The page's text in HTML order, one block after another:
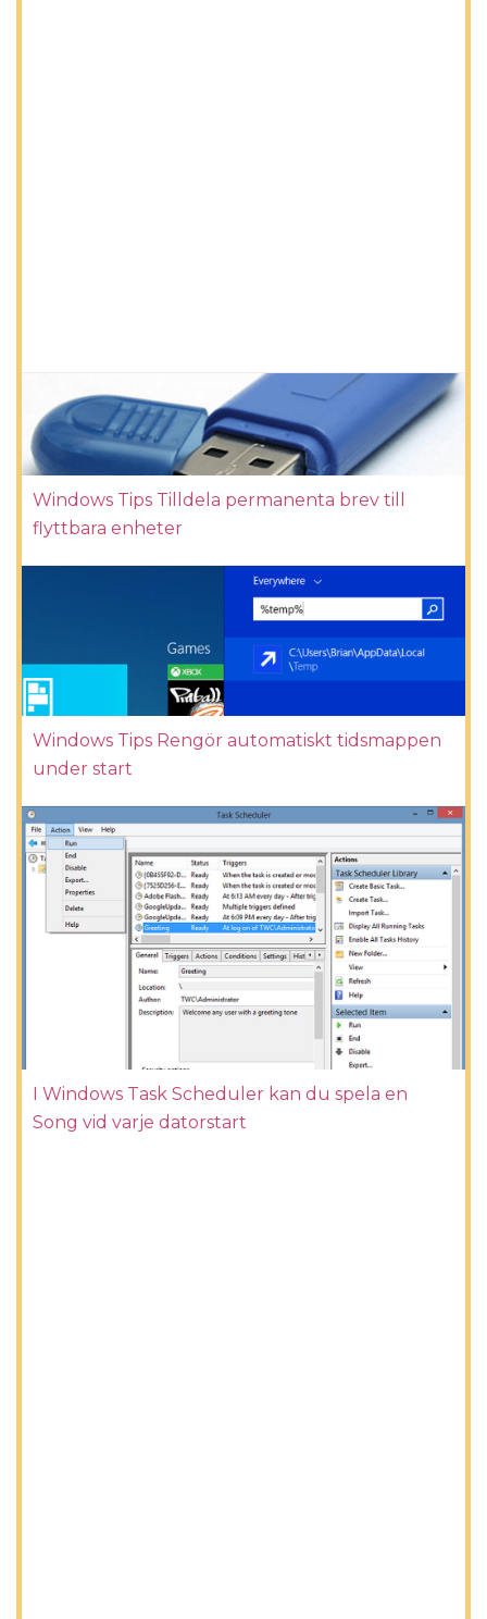
Windows Tips Tilldela permanenta brev till
flyttbara enheter
Windows Tips Rengör automatiskt tidsmappen
under start
I Windows Task Scheduler kan du spela en
Song vid varje datorstart